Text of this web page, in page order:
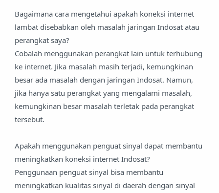
Bagaimana cara mengetahui apakah koneksi internet
lambat disebabkan oleh masalah jaringan Indosat atau
perangkat saya?
Cobalah menggunakan perangkat lain untuk terhubung
ke internet. Jika masalah masih terjadi, kemungkinan
besar ada masalah dengan jaringan Indosat. Namun,
jika hanya satu perangkat yang mengalami masalah,
kemungkinan besar masalah terletak pada perangkat
tersebut.
Apakah menggunakan penguat sinyal dapat membantu
meningkatkan koneksi internet Indosat?
Penggunaan penguat sinyal bisa membantu
meningkatkan kualitas sinyal di daerah dengan sinyal